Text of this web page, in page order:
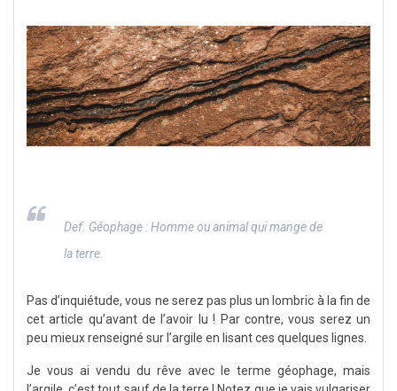
Def. Géophage : Homme ou animal qui mange de
la terre.
Pas d’inquiétude, vous ne serez pas plus un lombric à la fin de
cet article qu’avant de l’avoir lu ! Par contre, vous serez un
peu mieux renseigné sur l’argile en lisant ces quelques lignes.
Je vous ai vendu du rêve avec le terme géophage, mais